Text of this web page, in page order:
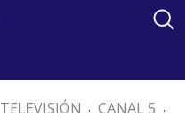
TELEVISIÓN . CANAL 5 .